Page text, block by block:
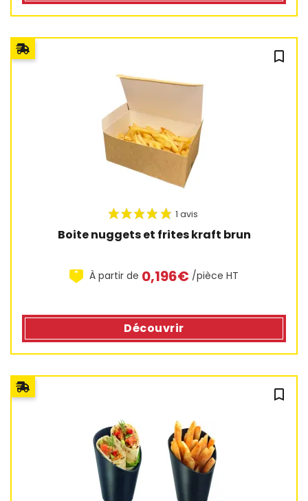
bookmark_outline
Boite nuggets et frites kraft brun
À partir de 0,196€ /pièce HT
Découvrir
bookmark_outline